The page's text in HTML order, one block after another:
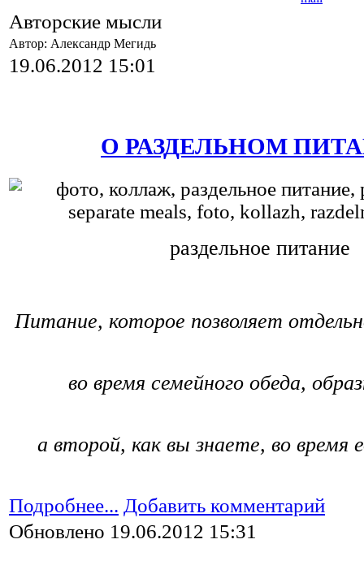
Авторские мысли
Автор: Александр Мегидь
19.06.2012 15:01
О РАЗДЕЛЬНОМ
раздельное питание
Питание, которое позволяет
во время семейного обеда,
а второй, как вы знаете, во
Подробнее... Добавить комментарий
Обновлено 19.06.2012 15:31